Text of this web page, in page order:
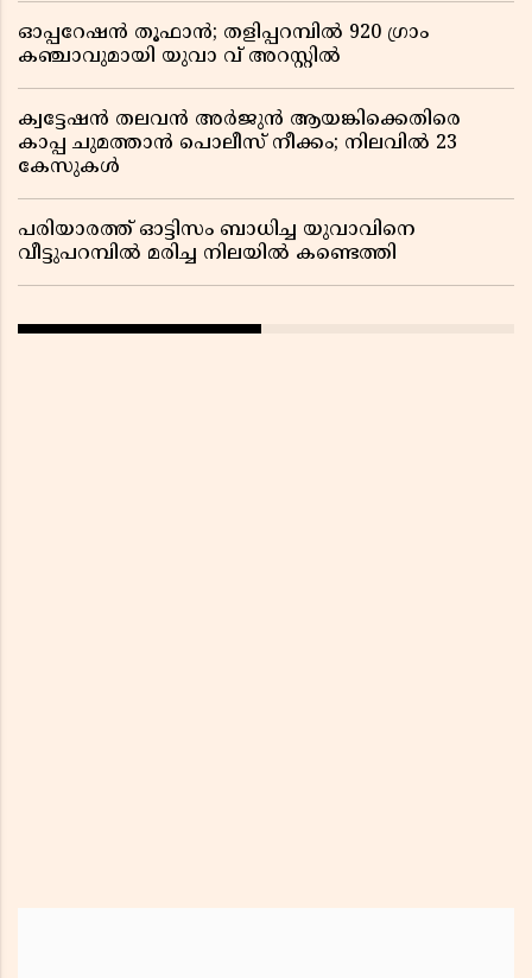
ഓപ്പറേഷൻ തൂഫാൻ; തളിപ്പറമ്പിൽ 920 ഗ്രാം
കഞ്ചാവുമായി യുവാ വ് അറസ്റ്റിൽ
ക്വട്ടേഷൻ തലവൻ അർജുൻ ആയങ്കിക്കെതിരെ
കാപ്പ ചുമത്താൻ പൊലീസ് നീക്കം; നിലവിൽ 23
കേസുകൾ
പരിയാരത്ത് ഓട്ടിസം ബാധിച്ച യുവാവിനെ
വീട്ടുപറമ്പിൽ മരിച്ച നിലയിൽ കണ്ടെത്തി